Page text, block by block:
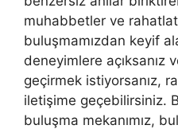
muhabbetler ve
buluşmamızdan keyif
deneyimlere açıksanız
geçirmek istiyorsanız,
iletişime geçebilirsiniz.
buluşma mekanımız,